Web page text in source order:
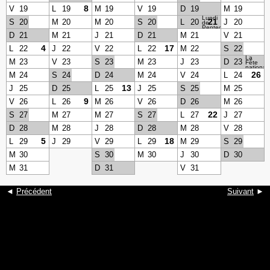
V 19 L 19 8 M 19 V 19 D 19 M 19
S 20 M 20 M 20 S 20 L 20 21
Lundi
de
Pentecôte
J
20
D 21 M 21 J 21 D 21 M 21 V 21
L
22 4 J 22 V 22 L 22 17 M 22 S 22
M 23 V 23 S 23 M 23 J 23 D 23 La
Fête
M 24 S 24 D 24 M 24 V 24 L 24 26
J 25 D 25 L 25 13 J 25 S 25 M 25
V 26 L 26 9 M 26 V 26 D 26 M 26
S 27 M 27 M 27 S 27 L 27 22 J
27
D 28 M 28 J 28 D 28 M 28 V 28
L
29 5 J 29 V 29 L 29 18 M 29 S 29
M 30 S 30 M 30 J 30 D 30
M 31 D 31 V 31
◄ Précédent Suivant ►